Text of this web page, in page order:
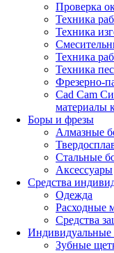
Проверка
Техника
Техника
Техника
Техника
Фрезерно-
Cad Cam
материалы
Боры и фрезы
Алмазные
Стальные
Аксессуары
Средства
Одежда
Расходные
Средства
Индивидуальные
Зубные